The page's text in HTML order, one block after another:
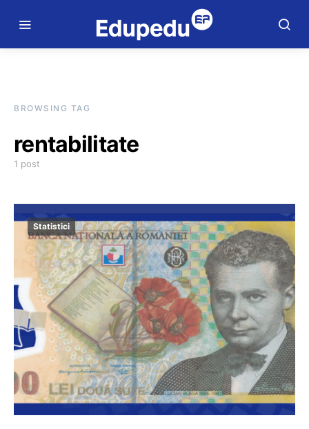
BROWSING TAG
rentabilitate
1 post
Statistici